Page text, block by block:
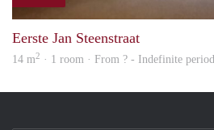
Eerste Jan Steenstraat
14 m2 · 1 room · From ? - Indefinite period